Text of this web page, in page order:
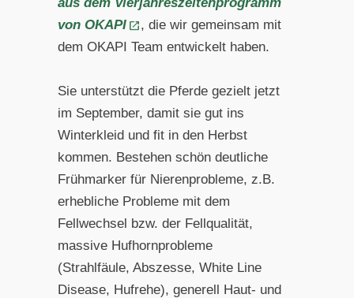
aus dem Vierjahreszeitenprogramm
von OKAPI
, die wir gemeinsam mit
dem OKAPI Team entwickelt haben.
Sie unterstützt die Pferde gezielt jetzt
im September, damit sie gut ins
Winterkleid und fit in den Herbst
kommen. Bestehen schön deutliche
Frühmarker für Nierenprobleme, z.B.
erhebliche Probleme mit dem
Fellwechsel bzw. der Fellqualität,
massive Hufhornprobleme
(Strahlfäule, Abszesse, White Line
Disease, Hufrehe), generell Haut- und